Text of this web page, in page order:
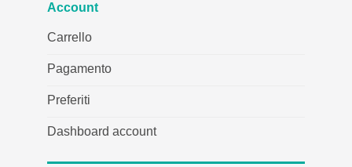
Account
Carrello
Pagamento
Preferiti
Dashboard account